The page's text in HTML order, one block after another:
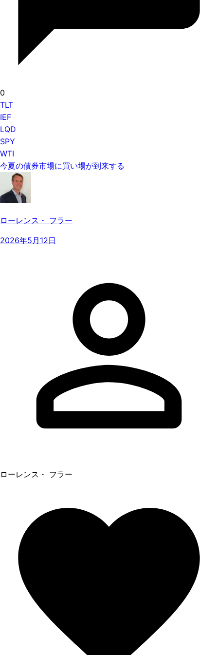
0
TLT
IEF
LQD
SPY
WTI
今夏の債券市場に買い場が到来する
ローレンス・ フラー
2026年5月12日
ローレンス・ フラー